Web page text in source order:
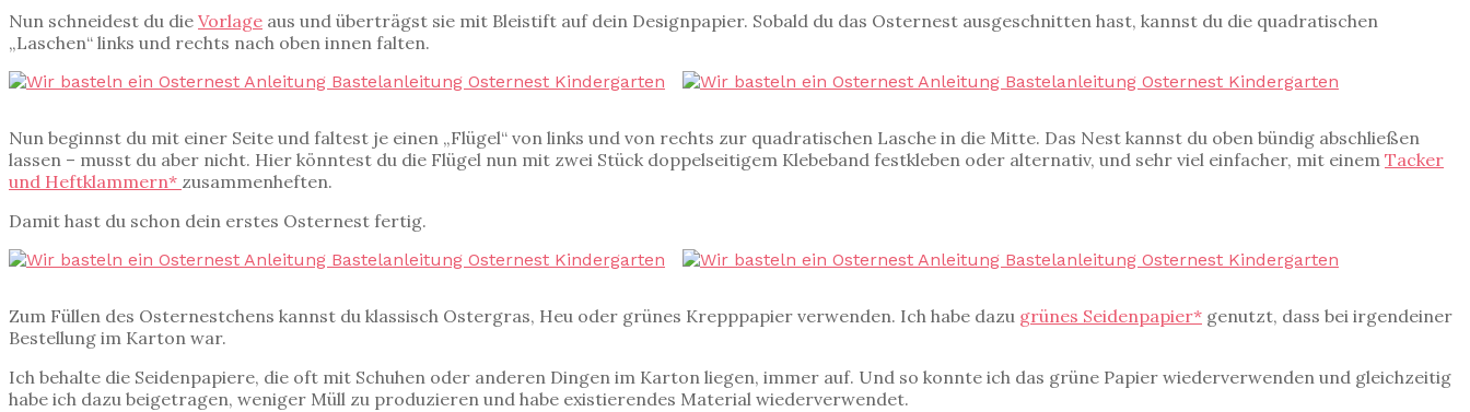
Nun schneidest du die Vorlage aus und überträgst sie mit Bleistift auf dein Designpapier. Sobald du das Osternest ausgeschnitten hast, kannst du die quadratischen
„Laschen“ links und rechts nach oben innen falten.
Nun beginnst du mit einer Seite und faltest je einen „Flügel“ von links und von rechts zur quadratischen Lasche in die Mitte. Das Nest kannst du oben bündig abschließen
lassen – musst du aber nicht. Hier könntest du die Flügel nun mit zwei Stück doppelseitigem Klebeband festkleben oder alternativ, und sehr viel einfacher, mit einem Tacker
und Heftklammern* zusammenheften.
Damit hast du schon dein erstes Osternest fertig.
Zum Füllen des Osternestchens kannst du klassisch Ostergras, Heu oder grünes Krepppapier verwenden. Ich habe dazu grünes Seidenpapier* genutzt, dass bei irgendeiner
Bestellung im Karton war.
Ich behalte die Seidenpapiere, die oft mit Schuhen oder anderen Dingen im Karton liegen, immer auf. Und so konnte ich das grüne Papier wiederverwenden und gleichzeitig
habe ich dazu beigetragen, weniger Müll zu produzieren und habe existierendes Material wiederverwendet.